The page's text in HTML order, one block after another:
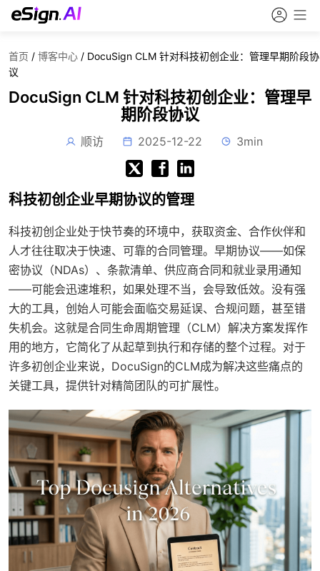
首页 / 博客中心 / DocuSign CLM 针对科技初创企业：管理早期阶段协
议
DocuSign CLM 针对科技初创企业：管理早
期阶段协议
顺访 2025-12-22 3min
科技初创企业早期协议的管理
科技初创企业处于快节奏的环境中，获取资金、合作伙伴和
人才往往取决于快速、可靠的合同管理。早期协议——如保
密协议（NDAs）、条款清单、供应商合同和就业录用通知
——可能会迅速堆积，如果处理不当，会导致低效。没有强
大的工具，创始人可能会面临交易延误、合规问题，甚至错
失机会。这就是合同生命周期管理（CLM）解决方案发挥作
用的地方，它简化了从起草到执行和存储的整个过程。对于
许多初创企业来说，DocuSign的CLM成为解决这些痛点的
关键工具，提供针对精简团队的可扩展性。